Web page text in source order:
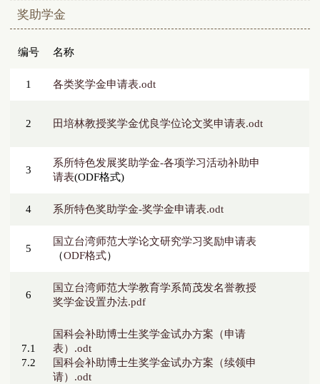
奖助学金
编号 名称
1 各类奖学金申请表.odt
2 田培林教授奖学金优良学位论文奖申请表.odt
3
系所特色发展奖助学金-各项学习活动补助申
请表(ODF格式)
4 系所特色奖助学金-奖学金申请表.odt
5
国立台湾师范大学论文研究学习奖励申请表
（ODF格式）
6
国立台湾师范大学教育学系简茂发名誉教授
奖学金设置办法.pdf
7.1
7.2
国科会补助博士生奖学金试办方案（申请
表）.odt
国科会补助博士生奖学金试办方案（续领申
请）.odt